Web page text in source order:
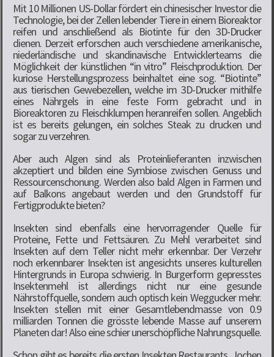
Mit 10 Millionen US-Dollar fördert ein chinesischer Investor die
Technologie, bei der Zellen lebender Tiere in einem Bioreaktor
reifen und anschließend als Biotinte für den 3D-Drucker
dienen. Derzeit erforschen auch verschiedene amerikanische,
niederländische und skandinavische Entwicklerteams die
Möglichkeit der künstlichen “in vitro” Fleischproduktion. Der
kuriose Herstellungsprozess beinhaltet eine sog. “Biotinte”
aus tierischen Gewebezellen, welche im 3D-Drucker mithilfe
eines Nährgels in eine feste Form gebracht und in
Bioreaktoren zu Fleischklumpen heranreifen sollen. Angeblich
ist es bereits gelungen, ein solches Steak zu drucken und
sogar zu verzehren.
Aber auch Algen sind als Proteinlieferanten inzwischen
akzeptiert und bilden eine Symbiose zwischen Genuss und
Ressourcenschonung. Werden also bald Algen in Farmen und
auf Balkons angebaut werden und den Grundstoff für
Fertigprodukte bieten?
Insekten sind ebenfalls eine hervorragender Quelle für
Proteine, Fette und Fettsäuren. Zu Mehl verarbeitet sind
Insekten auf dem Teller nicht mehr erkennbar. Der Verzehr
noch erkennbarer Insekten ist angesichts unseres kulturellen
Hintergrunds in Europa schwierig. In Burgerform gepresstes
Insektenmehl ist allerdings nicht nur eine gesunde
Nährstoffquelle, sondern auch optisch kein Weggucker mehr.
Insekten stellen mit einer Gesamtlebendmasse von 0.9
milliarden Tonnen die grösste lebende Masse auf unserem
Planeten dar! Also eine schier unerschöpfliche Nahrungsquelle.